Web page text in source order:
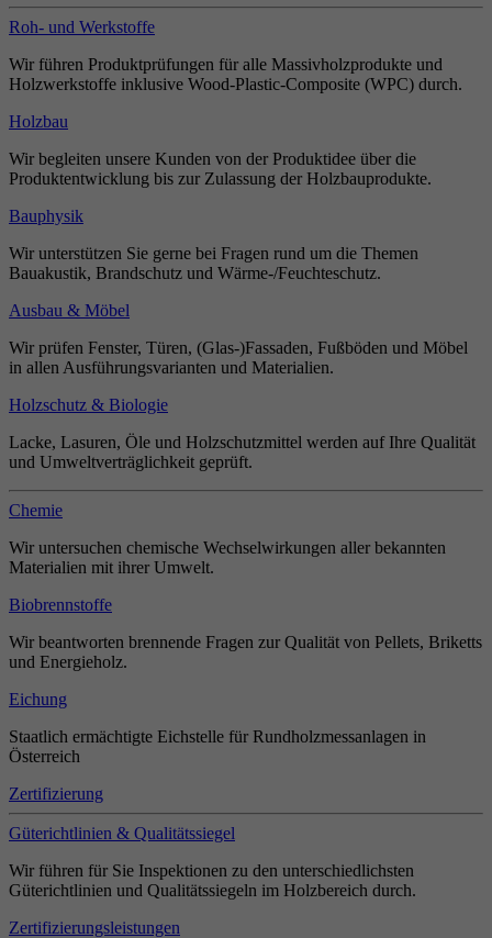
Roh- und Werkstoffe
Wir führen Produktprüfungen für alle Massivholzprodukte und
Holzwerkstoffe inklusive Wood-Plastic-Composite (WPC) durch.
Holzbau
Wir begleiten unsere Kunden von der Produktidee über die
Produktentwicklung bis zur Zulassung der Holzbauprodukte.
Bauphysik
Wir unterstützen Sie gerne bei Fragen rund um die Themen
Bauakustik, Brandschutz und Wärme-/Feuchteschutz.
Ausbau & Möbel
Wir prüfen Fenster, Türen, (Glas-)Fassaden, Fußböden und Möbel
in allen Ausführungsvarianten und Materialien.
Holzschutz & Biologie
Lacke, Lasuren, Öle und Holzschutzmittel werden auf Ihre Qualität
und Umweltverträglichkeit geprüft.
Chemie
Wir untersuchen chemische Wechselwirkungen aller bekannten
Materialien mit ihrer Umwelt.
Biobrennstoffe
Wir beantworten brennende Fragen zur Qualität von Pellets, Briketts
und Energieholz.
Eichung
Staatlich ermächtigte Eichstelle für Rundholzmessanlagen in
Österreich
Zertifizierung
Güterichtlinien & Qualitätssiegel
Wir führen für Sie Inspektionen zu den unterschiedlichsten
Güterichtlinien und Qualitätssiegeln im Holzbereich durch.
Zertifizierungsleistungen